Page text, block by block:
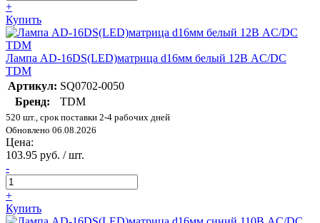
+
Купить
Лампа AD-16DS(LED)матрица d16мм белый 12В AC/DC
TDM
Артикул: SQ0702-0050
Бренд:
TDM
520 шт., срок поставки 2-4 рабочих дней
Обновлено 06.08.2026
Цена:
103.95 руб. / шт.
-
+
Купить